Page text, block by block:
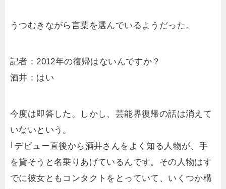
うつむきながら言葉を選んでいるようだった。
記者：2012年の復帰はないんですか？
酒井：はい
今度は即答した。しかし、芸能界復帰の話は消えて
いないという。
｢デビュー直後から酒井さんをよく知る人物が、手
を貸そうと名乗りあげているんです。その人物はす
でに彼女ともコンタクトをとっていて、いくつか構